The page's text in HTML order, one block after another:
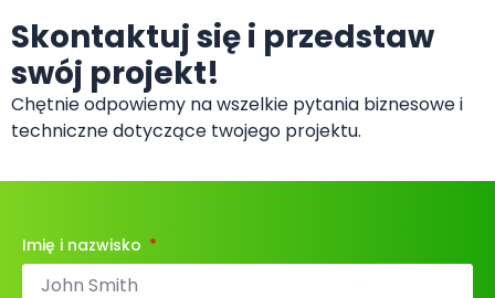
Skontaktuj się i przedstaw
swój projekt!
Chętnie odpowiemy na wszelkie pytania biznesowe i
techniczne dotyczące twojego projektu.
Imię i nazwisko